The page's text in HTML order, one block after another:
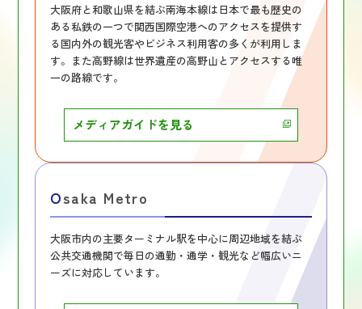
大阪府と和歌山県を結ぶ南海本線は日本で最も歴史の
ある私鉄の一つで関西国際空港へのアクセスを提供す
る国内外の観光客やビジネス利用客の多くが利用しま
す。また高野線は世界遺産の高野山とアクセスする唯
一の路線です。
メディアガイドを見る
Osaka Metro
大阪市内の主要ターミナル駅を中心に周辺地域を結ぶ
公共交通機関で毎日の通勤・通学・観光など幅広いニ
ーズに対応しています。